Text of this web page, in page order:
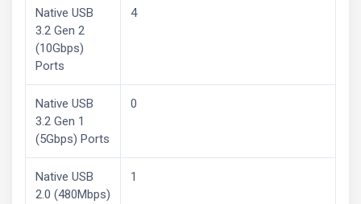
Native USB
3.2 Gen 2
(10Gbps)
Ports
4
Native USB
3.2 Gen 1
(5Gbps) Ports
0
Native USB
2.0 (480Mbps)
1